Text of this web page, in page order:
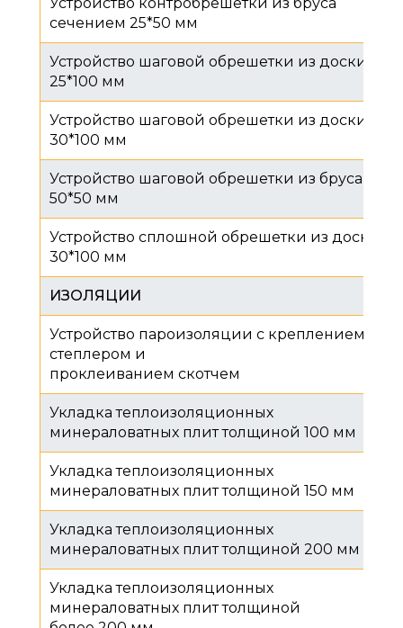
сечением 25*50 мм
Устройство шаговой обрешетки из доски
25*100 мм
Устройство шаговой обрешетки из доски
30*100 мм
Устройство шаговой обрешетки из бруса
50*50 мм
Устройство сплошной обрешетки из доски
30*100 мм
ИЗОЛЯЦИИ
Устройство пароизоляции с креплением
степлером и
проклеиванием скотчем
Укладка теплоизоляционных
минераловатных плит толщиной 100 мм
Укладка теплоизоляционных
минераловатных плит толщиной 150 мм
Укладка теплоизоляционных
минераловатных плит толщиной 200 мм
Укладка теплоизоляционных
минераловатных плит толщиной